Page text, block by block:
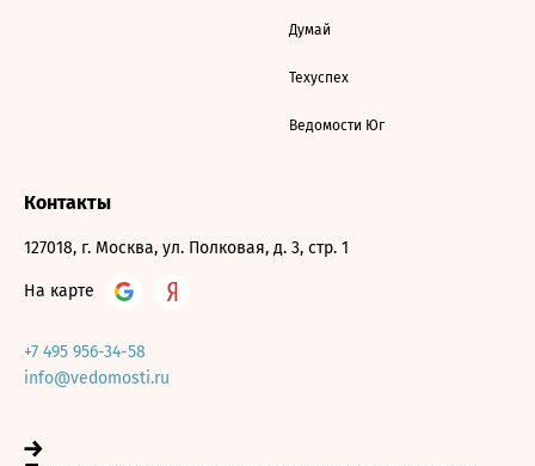
Думай
Техуспех
Ведомости Юг
Контакты
127018, г. Москва, ул. Полковая, д. 3, стр. 1
На карте
+7 495 956-34-58
info@vedomosti.ru